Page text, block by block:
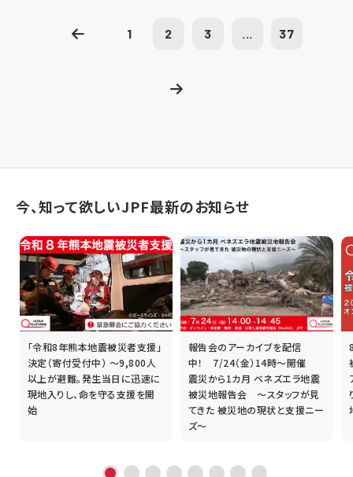
1 2 3 ... 37
今、知って欲しいJPF最新のお知らせ
「令和8年熊本地震被災者支援」
決定（寄付受付中） ～9,800人
以上が避難。発生当日に迅速に
現地入りし、命を守る支援を開
始
報告会のアーカイブを配信
中！ 7/24（金）14時～開催
震災から1カ月 ベネズエラ地震
被災地報告会 ～スタッフが見
てきた 被災地の現状と支援ニー
ズ～